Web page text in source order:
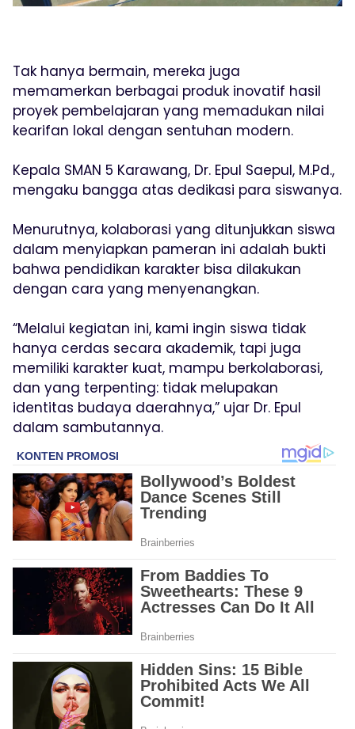
Tak hanya bermain, mereka juga
memamerkan berbagai produk inovatif hasil
proyek pembelajaran yang memadukan nilai
kearifan lokal dengan sentuhan modern.
Kepala SMAN 5 Karawang, Dr. Epul Saepul, M.Pd.,
mengaku bangga atas dedikasi para siswanya.
Menurutnya, kolaborasi yang ditunjukkan siswa
dalam menyiapkan pameran ini adalah bukti
bahwa pendidikan karakter bisa dilakukan
dengan cara yang menyenangkan.
“Melalui kegiatan ini, kami ingin siswa tidak
hanya cerdas secara akademik, tapi juga
memiliki karakter kuat, mampu berkolaborasi,
dan yang terpenting: tidak melupakan
identitas budaya daerahnya,” ujar Dr. Epul
dalam sambutannya.